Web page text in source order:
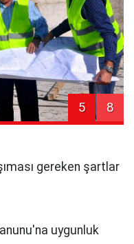
5 8
gereken şartlar
uygunluk